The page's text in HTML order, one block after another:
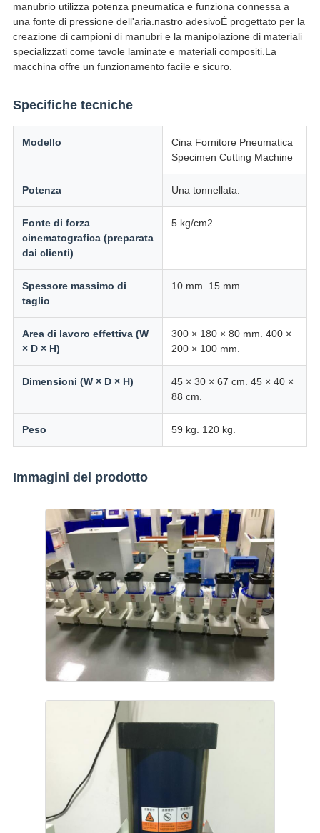
manubrio utilizza potenza pneumatica e funziona connessa a
una fonte di pressione dell'aria.nastro adesivoÈ progettato per la
creazione di campioni di manubri e la manipolazione di materiali
specializzati come tavole laminate e materiali compositi.La
macchina offre un funzionamento facile e sicuro.
Specifiche tecniche
Modello
Cina Fornitore Pneumatica
Specimen Cutting Machine
Potenza Una tonnellata.
Fonte di forza
cinematografica (preparata
dai clienti)
5 kg/cm2
Spessore massimo di
taglio
10 mm. 15 mm.
Area di lavoro effettiva (W
× D × H)
300 × 180 × 80 mm. 400 ×
200 × 100 mm.
Dimensioni (W × D × H)
45 × 30 × 67 cm. 45 × 40 ×
88 cm.
Peso 59 kg. 120 kg.
Immagini del prodotto